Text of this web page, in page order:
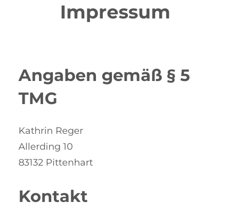
Impressum
Angaben gemäß § 5
TMG
Kathrin Reger
Allerding 10
83132 Pittenhart
Kontakt